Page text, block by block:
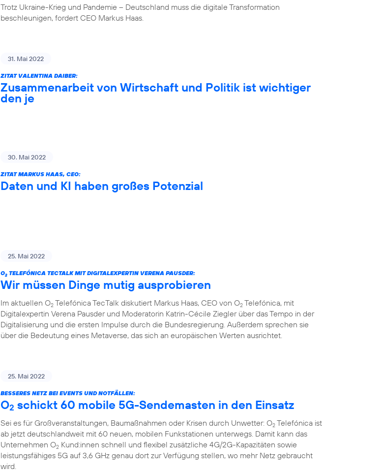
Trotz Ukraine-Krieg und Pandemie – Deutschland muss die digitale Transformation
beschleunigen, fordert CEO Markus Haas.
31. Mai 2022
ZITAT VALENTINA DAIBER:
Zusammenarbeit von Wirtschaft und Politik ist wichtiger
den je
30. Mai 2022
ZITAT MARKUS HAAS, CEO:
Daten und KI haben großes Potenzial
25. Mai 2022
O2 TELEFÓNICA TECTALK MIT DIGITALEXPERTIN VERENA PAUSDER:
Wir müssen Dinge mutig ausprobieren
Im aktuellen O2 Telefónica TecTalk diskutiert Markus Haas, CEO von O2 Telefónica, mit
Digitalexpertin Verena Pausder und Moderatorin Katrin-Cécile Ziegler über das Tempo in der
Digitalisierung und die ersten Impulse durch die Bundesregierung. Außerdem sprechen sie
über die Bedeutung eines Metaverse, das sich an europäischen Werten ausrichtet.
25. Mai 2022
BESSERES NETZ BEI EVENTS UND NOTFÄLLEN:
O2 schickt 60 mobile 5G-Sendemasten in den Einsatz
Sei es für Großveranstaltungen, Baumaßnahmen oder Krisen durch Unwetter: O2 Telefónica ist
ab jetzt deutschlandweit mit 60 neuen, mobilen Funkstationen unterwegs. Damit kann das
Unternehmen O2 Kund:innen schnell und flexibel zusätzliche 4G/2G-Kapazitäten sowie
leistungsfähiges 5G auf 3,6 GHz genau dort zur Verfügung stellen, wo mehr Netz gebraucht
wird.